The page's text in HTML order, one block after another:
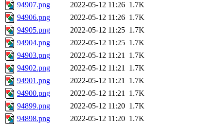
94907.png
2022-05-12 11:26 1.7K
94906.png
2022-05-12 11:26 1.7K
94905.png
2022-05-12 11:25 1.7K
94904.png
2022-05-12 11:25 1.7K
94903.png
2022-05-12 11:21 1.7K
94902.png
2022-05-12 11:21 1.7K
94901.png
2022-05-12 11:21 1.7K
94900.png
2022-05-12 11:21 1.7K
94899.png
2022-05-12 11:20 1.7K
94898.png
2022-05-12 11:20 1.7K